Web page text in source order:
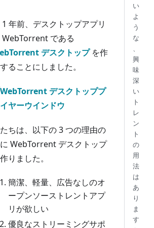
1 年前、デスクトップアプリ
WebTorrent である
デスクトップを作
ることにしました。
ちは、以下の 3 つの理由の
WebTorrent デスクトップ
りました。
簡潔、軽量、広告なしのオ
ープンソーストレントアプ
リが欲しい
優良なストリーミングサポ
い
よ
う
な
、
興
味
深
い
ト
レ
ン
ト
の
用
法
は
あ
り
ま
す